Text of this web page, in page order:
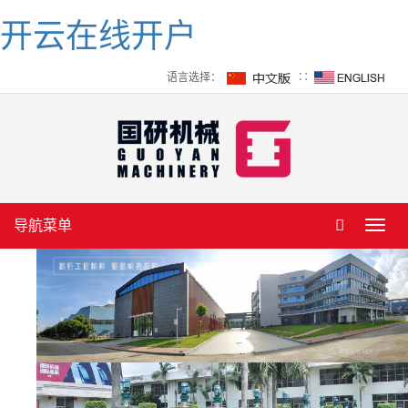
开云在线开户
语言选择： ∷
导航菜单